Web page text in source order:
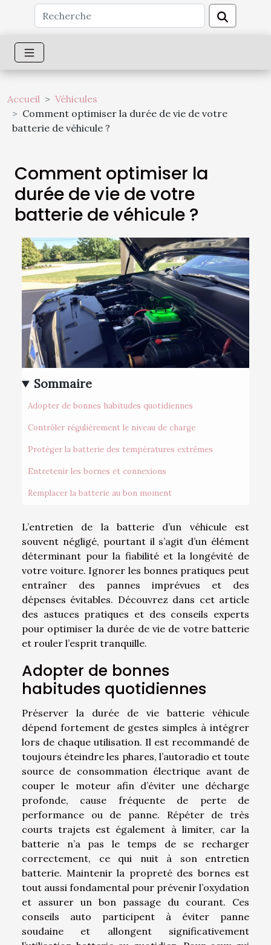
Accueil
Véhicules
Comment optimiser la durée de vie de votre
batterie de véhicule ?
Comment optimiser la
durée de vie de votre
batterie de véhicule ?
Sommaire
Adopter de bonnes habitudes quotidiennes
Contrôler régulièrement le niveau de charge
Protéger la batterie des températures extrêmes
Entretenir les bornes et connexions
Remplacer la batterie au bon moment
L’entretien de la batterie d’un véhicule est
souvent négligé, pourtant il s’agit d’un élément
déterminant pour la fiabilité et la longévité de
votre voiture. Ignorer les bonnes pratiques peut
entraîner des pannes imprévues et des
dépenses évitables. Découvrez dans cet article
des astuces pratiques et des conseils experts
pour optimiser la durée de vie de votre batterie
et rouler l’esprit tranquille.
Adopter de bonnes
habitudes quotidiennes
Préserver la durée de vie batterie véhicule
dépend fortement de gestes simples à intégrer
lors de chaque utilisation. Il est recommandé de
toujours éteindre les phares, l’autoradio et toute
source de consommation électrique avant de
couper le moteur afin d’éviter une décharge
profonde, cause fréquente de perte de
performance ou de panne. Répéter de très
courts trajets est également à limiter, car la
batterie n’a pas le temps de se recharger
correctement, ce qui nuit à son entretien
batterie. Maintenir la propreté des bornes est
tout aussi fondamental pour prévenir l’oxydation
et assurer un bon passage du courant. Ces
conseils auto participent à éviter panne
soudaine et allongent significativement